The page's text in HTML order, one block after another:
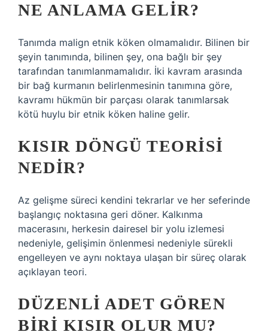
NE ANLAMA GELIR?
Tanımda malign etnik köken olmamalıdır. Bilinen bir
şeyin tanımında, bilinen şey, ona bağlı bir şey
tarafından tanımlanmamalıdır. İki kavram arasında
bir bağ kurmanın belirlenmesinin tanımına göre,
kavramı hükmün bir parçası olarak tanımlarsak
kötü huylu bir etnik köken haline gelir.
KISIR DÖNGÜ TEORISI
NEDIR?
Az gelişme süreci kendini tekrarlar ve her seferinde
başlangıç ​​noktasına geri döner. Kalkınma
macerasını, herkesin dairesel bir yolu izlemesi
nedeniyle, gelişimin önlenmesi nedeniyle sürekli
engelleyen ve aynı noktaya ulaşan bir süreç olarak
açıklayan teori.
DÜZENLI ADET GÖREN
BIRI KISIR OLUR MU?